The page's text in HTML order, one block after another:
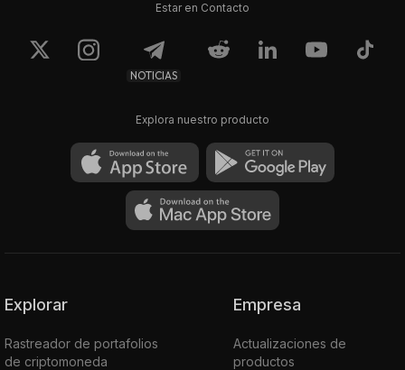
Estar en Contacto
NOTICIAS
Explora nuestro producto
Explorar
Rastreador de portafolios
de criptomoneda
Empresa
Actualizaciones de
productos